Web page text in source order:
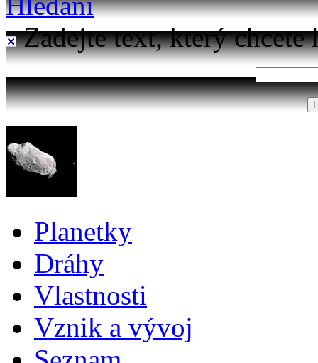
Zadejte text, který chcete
Planetky
Dráhy
Vlastnosti
Vznik a vývoj